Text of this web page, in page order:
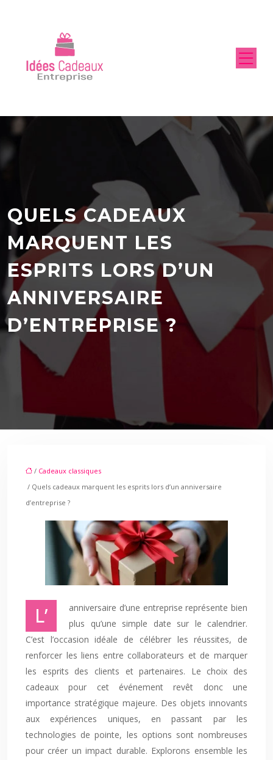
QUELS CADEAUX
MARQUENT LES
ESPRITS LORS D’UN
ANNIVERSAIRE
D’ENTREPRISE ?
/ Cadeaux classiques
/ Quels cadeaux marquent les esprits lors d’un anniversaire
d’entreprise ?
L’anniversaire d’une entreprise représente bien
plus qu’une simple date sur le calendrier.
C’est l’occasion idéale de célébrer les réussites, de
renforcer les liens entre collaborateurs et de marquer
les esprits des clients et partenaires. Le choix des
cadeaux pour cet événement revêt donc une
importance stratégique majeure. Des objets innovants
aux expériences uniques, en passant par les
technologies de pointe, les options sont nombreuses
pour créer un impact durable. Explorons ensemble les